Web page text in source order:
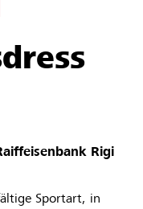
Rigi
Sportart, in